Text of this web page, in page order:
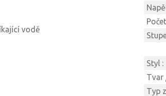
vodě
Styl :
Tvar
Typ